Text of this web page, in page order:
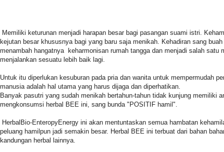
Memiliki keturunan menjadi harapan besar bagi pasangan suami istri.
kejutan besar khususnya bagi yang baru saja menikah. Kehadiran sang
menambah hangatnya keharmonisan rumah tangga dan menjadi salah satu
menjalankan sesuatu lebih baik lagi.
Untuk itu diperlukan kesuburan pada pria dan wanita untuk mempermudah
manusia adalah hal utama yang harus dijaga dan diperhatikan.
Banyak pasutri yang sudah menikah bertahun-tahun tidak kunjung memiliki
mengkonsumsi herbal BEE ini, sang bunda "POSITIF hamil".
HerbalBio-EnteropyEnergy ini akan mentuntaskan semua hambatan
peluang hamilpun jadi semakin besar. Herbal BEE ini terbuat dari bahan
kandungan herbal lainnya.